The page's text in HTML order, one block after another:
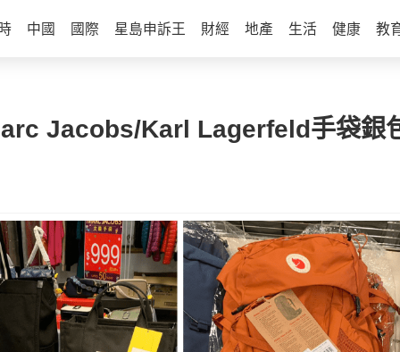
中國 國際 星島申訴王 財經 地產 生活 健康 教
Jacobs/Karl Lagerfeld手袋